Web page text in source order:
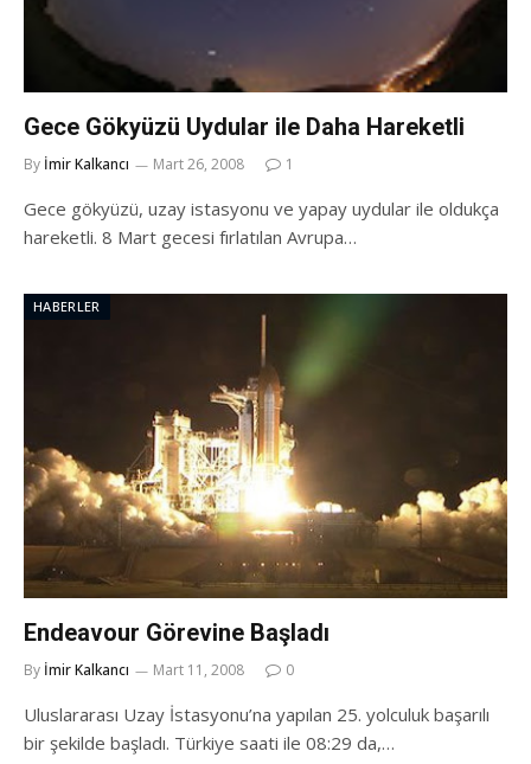
Gece Gökyüzü Uydular ile Daha Hareketli
By İmir Kalkancı Mart 26, 2008 1
Gece gökyüzü, uzay istasyonu ve yapay uydular ile oldukça
hareketli. 8 Mart gecesi fırlatılan Avrupa…
HABERLER
Endeavour Görevine Başladı
By İmir Kalkancı Mart 11, 2008 0
Uluslararası Uzay İstasyonu’na yapılan 25. yolculuk başarılı
bir şekilde başladı. Türkiye saati ile 08:29 da,…